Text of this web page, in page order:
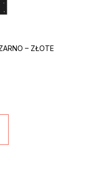
– ZŁOTE